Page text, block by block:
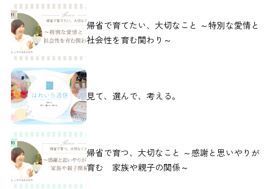
帰省で育てたい、大切なこと ～特別な愛情と
社会性を育む関わり～
見て、選んで、考える。
帰省で育つ、大切なこと ～感謝と思いやりが
育む 家族や親子の関係～